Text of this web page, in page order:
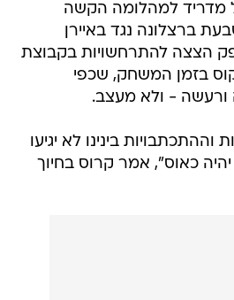
מדריד למהלומה הקשה
ברצלונה נגד באיירן
הצצה להתרחשויות בקבוצת
בזמן המשחק, שכפי
- ולא מעצב.
בינינו לא יגיעו
כאוס", אמר קרוס בחיוך